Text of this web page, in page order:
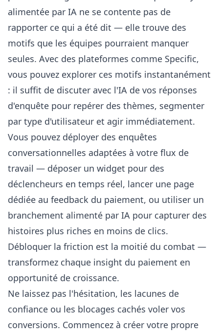
alimentée par IA ne se contente pas de
rapporter ce qui a été dit — elle trouve des
motifs que les équipes pourraient manquer
seules. Avec des plateformes comme Specific,
vous pouvez explorer ces motifs instantanément
: il suffit de discuter avec l'IA de vos réponses
d'enquête pour repérer des thèmes, segmenter
par type d'utilisateur et agir immédiatement.
Vous pouvez déployer des enquêtes
conversationnelles adaptées à votre flux de
travail — déposer un widget pour des
déclencheurs en temps réel, lancer une page
dédiée au feedback du paiement, ou utiliser un
branchement alimenté par IA pour capturer des
histoires plus riches en moins de clics.
Débloquer la friction est la moitié du combat —
transformez chaque insight du paiement en
opportunité de croissance.
Ne laissez pas l'hésitation, les lacunes de
confiance ou les blocages cachés voler vos
conversions. Commencez à créer votre propre